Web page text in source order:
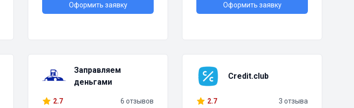
Оформить заявку Оформить заявку
Заправляем
деньгами
2.7 6 отзывов
Credit.club
2.7 3 отзыва